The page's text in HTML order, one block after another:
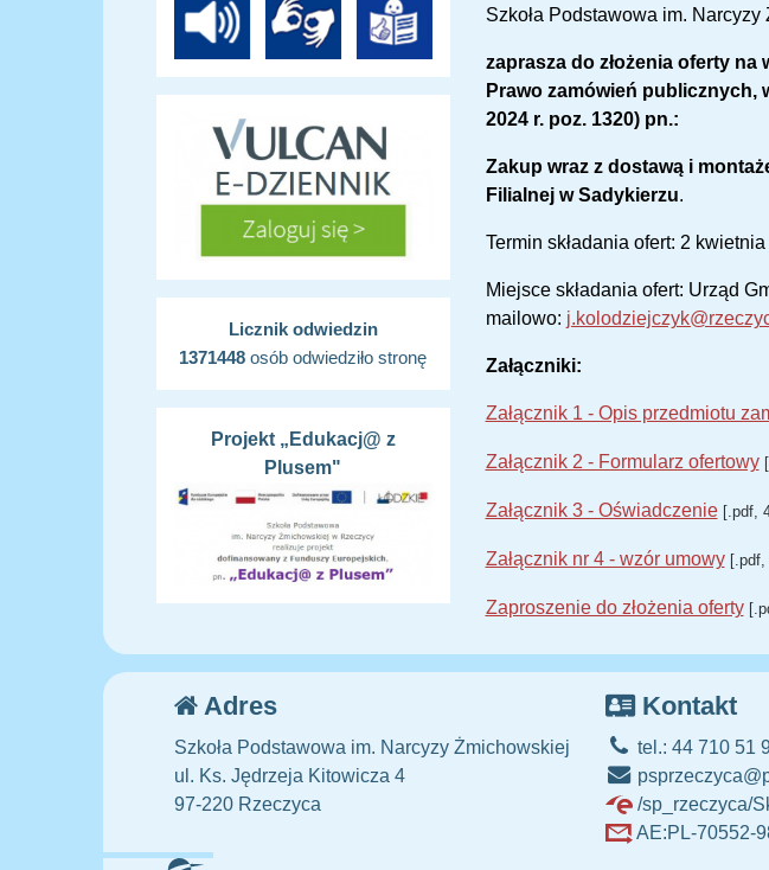
Szkoła Podstawowa im.
zaprasza do złożenia oferty
Prawo zamówień publicznych,
2024 r. poz. 1320) pn.:
Zakup wraz z dostawą i
Filialnej w Sadykierzu.
Termin składania ofert: 2
Miejsce składania ofert: Urząd
mailowo:
Załączniki:
Załącznik 1 - Opis przedmiotu
Załącznik 2 - Formularz ofertowy
Załącznik 3 - Oświadczenie[.pdf,
Załącznik nr 4 - wzór umowy[.pdf,
Zaproszenie do złożenia oferty
Licznik odwiedzin
1371448 osób odwiedziło stronę
Projekt „Edukacj@ z
Plusem"
Adres
Szkoła Podstawowa im. Narcyzy Żmichowskiej
ul. Ks. Jędrzeja Kitowicza 4
97-220 Rzeczyca
Kontakt
tel.: 44 710 51
/sp_rzeczyca/
AE:PL-70552-